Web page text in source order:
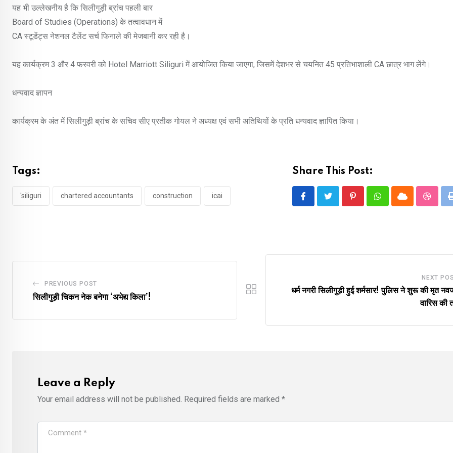
यह भी उल्लेखनीय है कि सिलीगुड़ी ब्रांच पहली बार
Board of Studies (Operations) के तत्वावधान में
CA स्टूडेंट्स नेशनल टैलेंट सर्च फिनाले की मेजबानी कर रही है।
यह कार्यक्रम 3 और 4 फरवरी को Hotel Marriott Siliguri में आयोजित किया जाएगा, जिसमें देशभर से चयनित 45 प्रतिभाशाली CA छात्र भाग लेंगे।
धन्यवाद ज्ञापन
कार्यक्रम के अंत में सिलीगुड़ी ब्रांच के सचिव सीए प्रतीक गोयल ने अध्यक्ष एवं सभी अतिथियों के प्रति धन्यवाद ज्ञापित किया।
Tags:
'siliguri chartered accountants construction icai
Share This Post:
PinterestWhatsappCloud
PREVIOUS POST
सिलीगुड़ी चिकन नेक बनेगा ‘अभेद्य किला’!
NEXT
धर्म नगरी सिलीगुड़ी हुई शर्मसार! पुलिस ने शुरू की मृत
वारिस की
Leave a Reply
Your email address will not be published. Required fields are marked *